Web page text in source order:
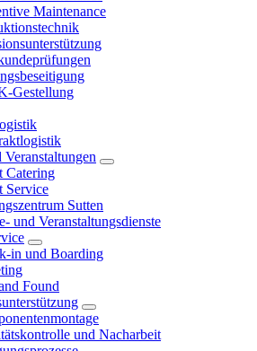
Maintenance
Gestellung
Veranstaltungen
Catering
Service
Sutten
und Veranstaltungsdienste
in und Boarding
Found
und Nacharbeit